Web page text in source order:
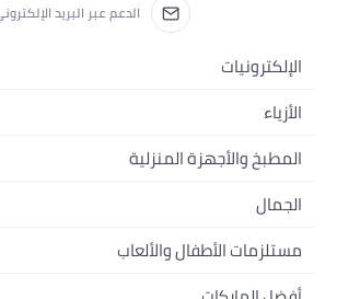
الدعم عبر البريد
الإلكترونيات
الجوالات
اللابتوبات
الأجهزة المنزلية
التلفزيونات
الأزياء
أزياء نسائية
أزياء البنات
أزياء الأولاد
المطبخ والأجهزة المنزلية
الحمام
المطبخ والسفرة
أدوات وتحسين المنزل
الجمال
العطور
مستلزمات الأطفال والألعاب
الحفاضات